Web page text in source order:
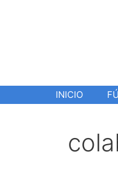
INICIO